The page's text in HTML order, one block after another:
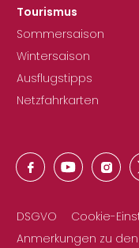
Tourismus
Sommersaison
Wintersaison
Ausflugstipps
Netzfahrkarten
DSGVO
Cookie-
Anmerkungen zu